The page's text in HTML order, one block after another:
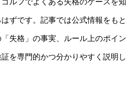
ルフでよくある失格のケースを知
ずです。記事では公式情報をもと
失格」の事実、ルール上のポイン
証を専門的かつ分かりやすく説明し